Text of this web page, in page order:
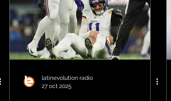
latinevolution radio
27 oct 2025